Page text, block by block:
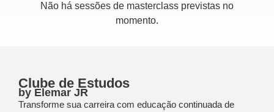
Não há sessões de masterclass previstas no
momento.
Clube de Estudos
by Elemar JR
Transforme sua carreira com educação continuada de